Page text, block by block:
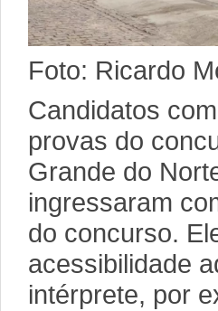
Foto: Ricardo
Candidatos
provas do
Grande do
ingressaram
do concurso.
acessibilidade
intérprete, por